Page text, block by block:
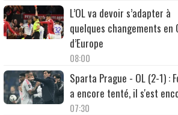
L’OL va devoir s’adapter à
quelques changements en
d’Europe
08:00
Sparta Prague - OL (2-1) :
a encore tenté, il s'est
07:30